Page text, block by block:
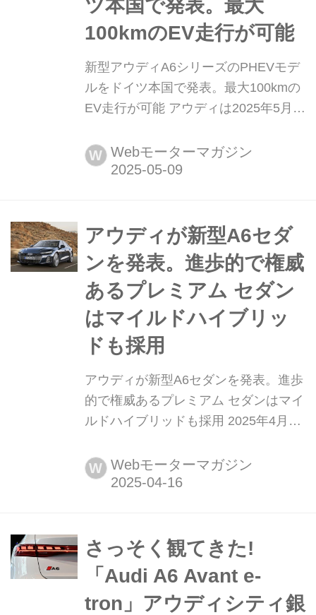
ツ本国で発表。最大
100kmのEV走行が可能
新型アウディA6シリーズのPHEVモデ
ルをドイツ本国で発表。最大100kmの
EV走行が可能 アウディは2025年5月6
ンアップに、新たに2種類のプラグイ
ンハイブリッド(PHEV)モデルをドイツ
W Webモーターマガジン
アウディが新型A6セダ
ンを発表。進歩的で権威
あるプレミアム セダン
はマイルドハイブリッ
ドも採用
アウディが新型A6セダンを発表。進歩
的で権威あるプレミアム セダンはマイ
ルドハイブリッドも採用 2025年4月15
年3月に発表したA6アバント(ワゴン)
に続き、A6セダンを発表した。
W Webモーターマガジン
さっそく観てきた!
「Audi A6 Avant e-
tron」アウディシティ銀